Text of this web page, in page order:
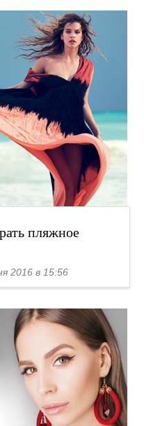
пляжное
2016 в 15:56